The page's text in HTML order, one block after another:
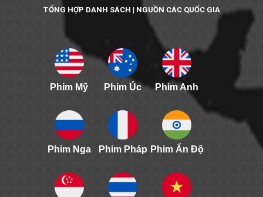
TỔNG HỢP DANH SÁCH | NGUỒN CÁC QUỐC GIA
Phim Mỹ Phim Úc Phim Anh
Phim Nga Phim Pháp Phim Ấn Độ